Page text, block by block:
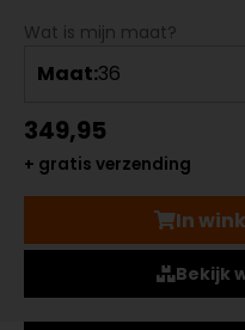
Wat is mijn maat?
Maat:36
349,95
+ gratis verzending
In
Bekijk